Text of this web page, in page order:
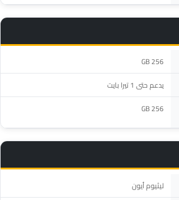
256 GB
يدعم حتى 1 تيرا بايت
256 GB
ليثيوم أيون